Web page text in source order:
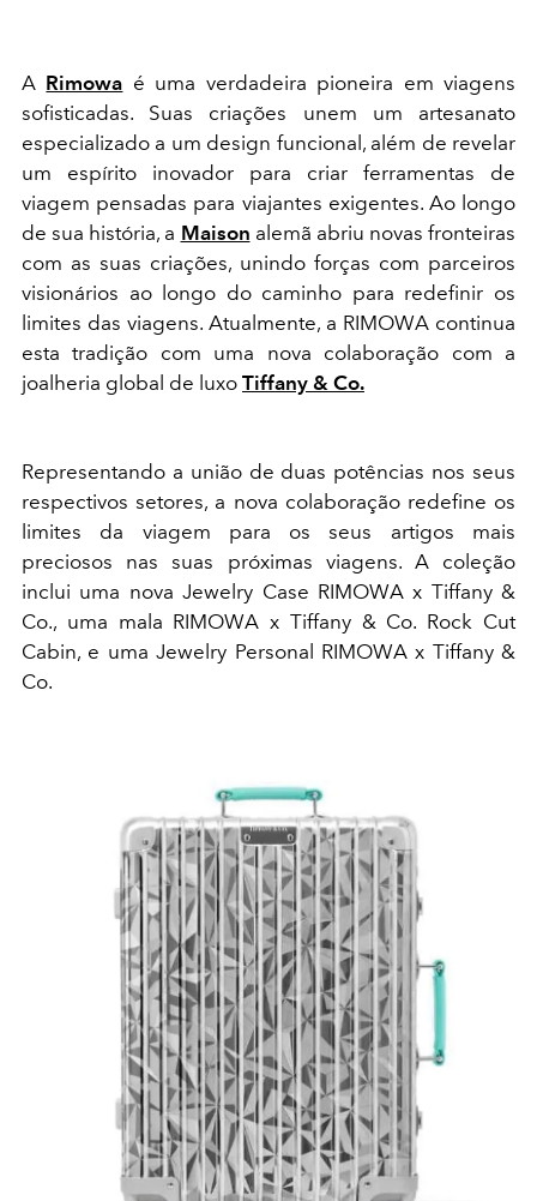
A Rimowa é uma verdadeira pioneira em viagens
sofisticadas. Suas criações unem um artesanato
especializado a um design funcional, além de revelar
um espírito inovador para criar ferramentas de
viagem pensadas para viajantes exigentes. Ao longo
de sua história, a Maison alemã abriu novas fronteiras
com as suas criações, unindo forças com parceiros
visionários ao longo do caminho para redefinir os
limites das viagens. Atualmente, a RIMOWA continua
esta tradição com uma nova colaboração com a
joalheria global de luxo Tiffany & Co.
Representando a união de duas potências nos seus
respectivos setores, a nova colaboração redefine os
limites da viagem para os seus artigos mais
preciosos nas suas próximas viagens. A coleção
inclui uma nova Jewelry Case RIMOWA x Tiffany &
Co., uma mala RIMOWA x Tiffany & Co. Rock Cut
Cabin, e uma Jewelry Personal RIMOWA x Tiffany &
Co.